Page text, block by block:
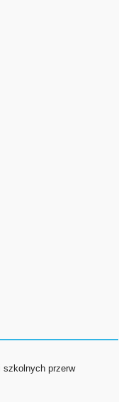
szkolnych przerw